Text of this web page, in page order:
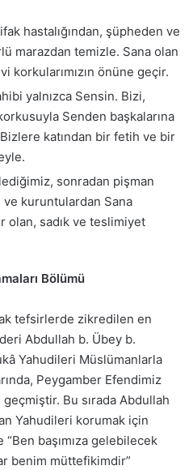
hastalığından, şüpheden ve
marazdan temizle. Sana olan
korkularımızın önüne geçir.
yalnızca Sensin. Bizi,
Senden başkalarına
katından bir fetih ve bir
sonradan pişman
ve kuruntulardan Sana
olan, sadık ve teslimiyet
Bölümü
tefsirlerde zikredilen en
Abdullah b. Übey b.
Yahudileri Müslümanlarla
Peygamber Efendimiz
Bu sırada Abdullah
Yahudileri korumak için
başımıza gelebilecek
benim müttefikimdir”